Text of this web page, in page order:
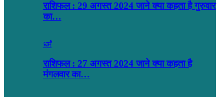
राशिफल : 29 अगस्त 2024 जाने क्या कहता है गुरुवार
का…
धर्मं
राशिफल : 27 अगस्त 2024 जाने क्या कहता है
मंगलवार का…